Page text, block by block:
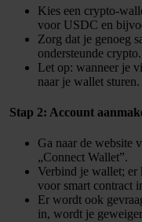
informatie over uw
partners voor social
partners kunnen
informatie die u aan
verzameld op basis
Kies een crypto-
voor USDC en
Zorg dat je genoeg
ondersteunde crypto.
Let op: wanneer je
naar je wallet sturen.
Stap 2: Account
Ga naar de website
„Connect Wallet”.
Verbind je wallet; er
voor smart contract
Er wordt ook
in, wordt je